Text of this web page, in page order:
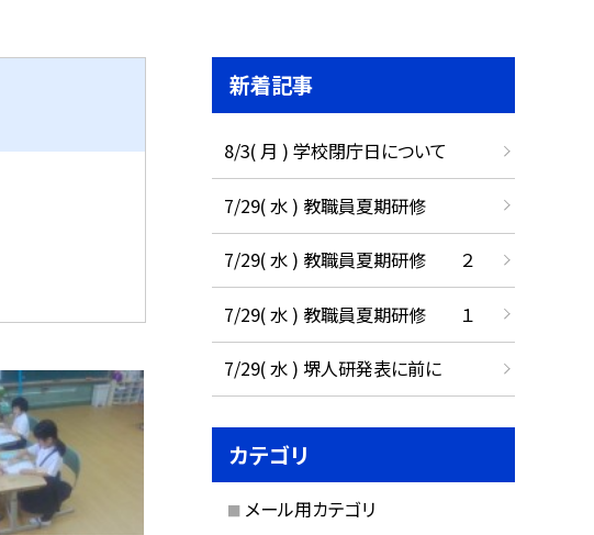
新着記事
8/3( 月 ) 学校閉庁日について
7/29( 水 ) 教職員夏期研修
7/29( 水 ) 教職員夏期研修 ２
7/29( 水 ) 教職員夏期研修 １
7/29( 水 ) 堺人研発表に前に
カテゴリ
メール用カテゴリ